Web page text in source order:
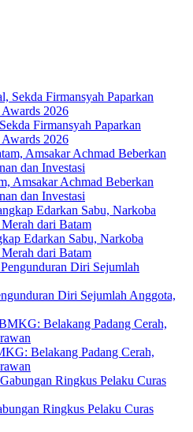
Firmansyah Paparkan
2026
Amsakar Achmad Beberkan
dan Investasi
Edarkan Sabu, Narkoba
dari Batam
Diri Sejumlah Anggota,
Belakang Padang Cerah,
Ringkus Pelaku Curas